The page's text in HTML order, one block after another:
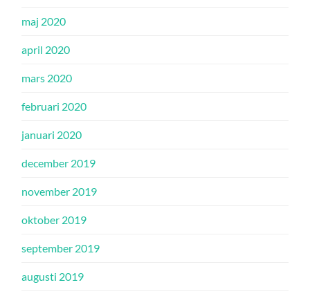
maj 2020
april 2020
mars 2020
februari 2020
januari 2020
december 2019
november 2019
oktober 2019
september 2019
augusti 2019